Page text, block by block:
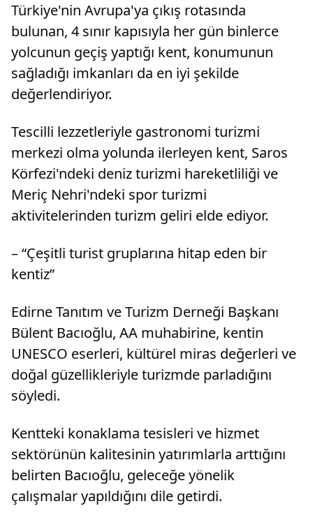
Tekirdağ yolunun olduğu bölgeler tamamen
çanak özelliği gösteriyor. Bu tür alanlarda da
hava kirliliği kalitesi meteorolojik olayların ve
şehrin yerinin jeomorfolojik özelliklerinin bir
sonucu olarak kirleticilerin etkisi daha fazla
hissediliyor"
Türkiye'nin Avrupa'ya çıkış rotasında
bulunan, 4 sınır kapısıyla her gün binlerce
yolcunun geçiş yaptığı kent, konumunun
sağladığı imkanları da en iyi şekilde
değerlendiriyor.
Tescilli lezzetleriyle gastronomi turizmi
merkezi olma yolunda ilerleyen kent, Saros
Körfezi'ndeki deniz turizmi hareketliliği ve
Meriç Nehri'ndeki spor turizmi
aktivitelerinden turizm geliri elde ediyor.
– “Çeşitli turist gruplarına hitap eden bir
kentiz”
Edirne Tanıtım ve Turizm Derneği Başkanı
Bülent Bacıoğlu, AA muhabirine, kentin
UNESCO eserleri, kültürel miras değerleri ve
doğal güzellikleriyle turizmde parladığını
söyledi.
Kentteki konaklama tesisleri ve hizmet
sektörünün kalitesinin yatırımlarla arttığını
belirten Bacıoğlu, geleceğe yönelik
çalışmalar yapıldığını dile getirdi.